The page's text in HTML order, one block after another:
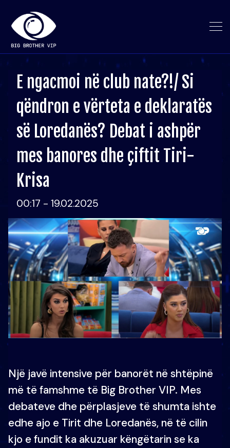
E ngacmoi në club nate?!/ Si
qëndron e vërteta e deklaratës
së Loredanës? Debat i ashpër
mes banores dhe çiftit Tiri-
Krisa
00:17 - 19.02.2025
Një javë intensive për banorët në shtëpinë
më të famshme të Big Brother VIP. Mes
debateve dhe përplasjeve të shumta ishte
edhe ajo e Tirit dhe Loredanës, në të cilin
kjo e fundit ka akuzuar këngëtarin se ka